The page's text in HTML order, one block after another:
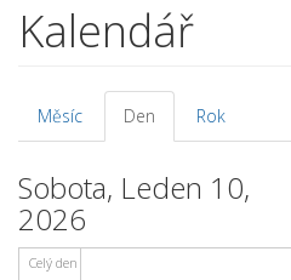
Kalendář
Hlavní záložky
Měsíc Den (aktivní
záložka)
Rok
Sobota, Leden 10,
2026
Celý den